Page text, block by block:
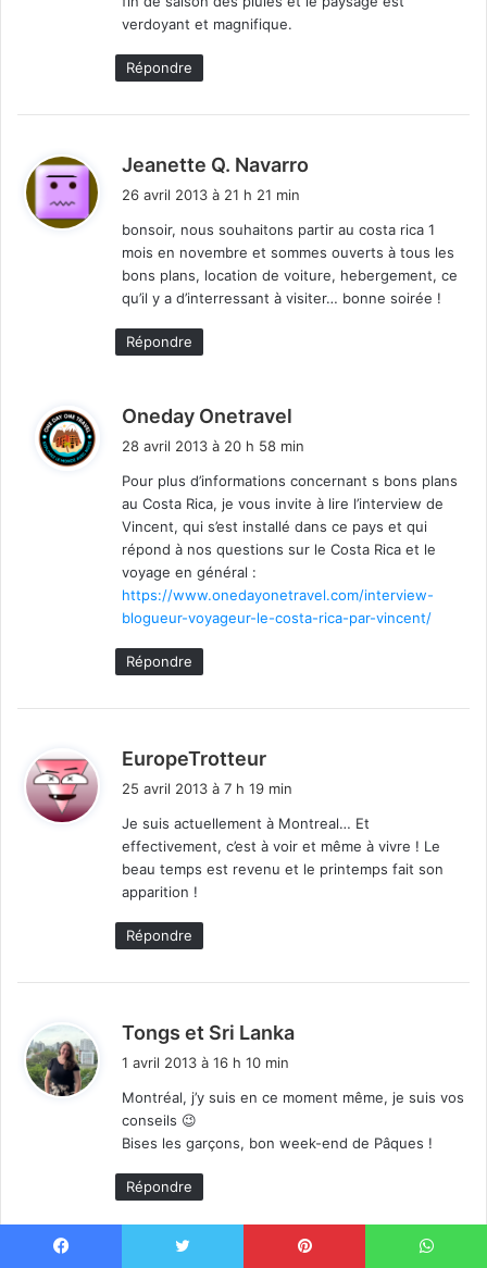
verdoyant et magnifique.
Répondre
Jeanette Q. Navarro
:
26 avril 2013 à 21 h 21 min
bonsoir, nous souhaitons partir au costa rica 1
mois en novembre et sommes ouverts à tous les
bons plans, location de voiture, hebergement, ce
qu’il y a d’interressant à visiter… bonne soirée !
Répondre
Oneday Onetravel
:
28 avril 2013 à 20 h 58 min
Pour plus d’informations concernant s bons plans
au Costa Rica, je vous invite à lire l’interview de
Vincent, qui s’est installé dans ce pays et qui
répond à nos questions sur le Costa Rica et le
voyage en général :
https://www.onedayonetravel.com/interview-
blogueur-voyageur-le-costa-rica-par-vincent/
Répondre
EuropeTrotteur
:
25 avril 2013 à 7 h 19 min
Je suis actuellement à Montreal… Et
effectivement, c’est à voir et même à vivre ! Le
beau temps est revenu et le printemps fait son
apparition !
Répondre
Tongs et Sri Lanka
1 avril 2013 à 16 h 10 min
Montréal, j’y suis en ce moment même, je suis vos
conseils 😉
Bises les garçons, bon week-end de Pâques !
Répondre